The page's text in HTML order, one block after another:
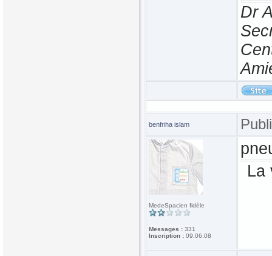
Dr
benfriha islam
MedeSpacien fidèle
Messages : 331
Inscription : 09.06.08
La